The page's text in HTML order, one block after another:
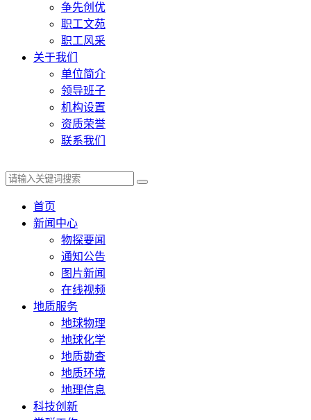
争先创优
职工文苑
职工风采
关于我们
单位简介
领导班子
机构设置
资质荣誉
联系我们
首页
新闻中心
物探要闻
通知公告
图片新闻
在线视频
地质服务
地球物理
地球化学
地质勘查
地质环境
地理信息
科技创新